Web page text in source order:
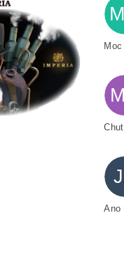
Ano